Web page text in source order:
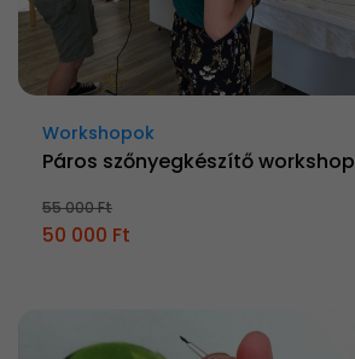
Workshopok
Páros szőnyegkészítő workshop
55 000 Ft
50 000 Ft